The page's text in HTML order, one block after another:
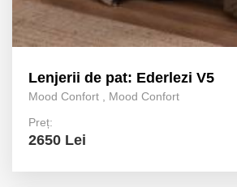
Lenjerii de pat: Ederlezi V5
Mood Confort , Mood Confort
Preț:
2650 Lei